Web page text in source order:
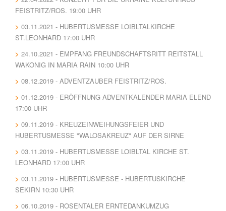
FEISTRITZ/ROS. 19:00 UHR
03.11.2021 - HUBERTUSMESSE LOIBLTALKIRCHE
ST.LEONHARD 17:00 UHR
24.10.2021 - EMPFANG FREUNDSCHAFTSRITT REITSTALL
WAKONIG IN MARIA RAIN 10:00 UHR
08.12.2019 - ADVENTZAUBER FEISTRITZ/ROS.
01.12.2019 - ERÖFFNUNG ADVENTKALENDER MARIA ELEND
17:00 UHR
09.11.2019 - KREUZEINWEIHUNGSFEIER UND
HUBERTUSMESSE "WALOSAKREUZ" AUF DER SIRNE
03.11.2019 - HUBERTUSMESSE LOIBLTAL KIRCHE ST.
LEONHARD 17:00 UHR
03.11.2019 - HUBERTUSMESSE - HUBERTUSKIRCHE
SEKIRN 10:30 UHR
06.10.2019 - ROSENTALER ERNTEDANKUMZUG